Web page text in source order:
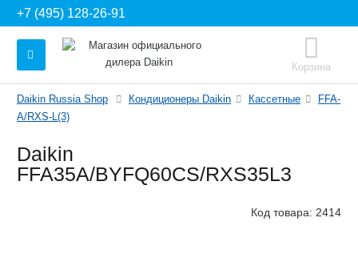
+7 (495) 128-26-91
Корзина
Daikin Russia Shop Кондиционеры Daikin Кассетные
FFA-
A/RXS-L(3)
Daikin
FFA35A/BYFQ60CS/RXS35L3
Код товара: 2414